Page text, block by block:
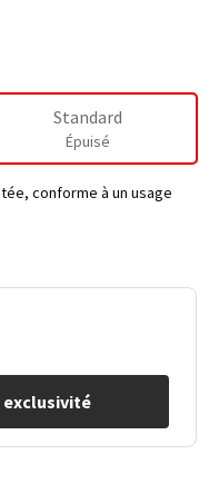
exclusivité
Standard
Épuisé
conforme à un usage